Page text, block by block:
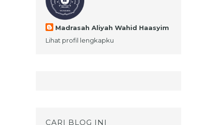
Madrasah Aliyah Wahid Haasyim
Lihat profil lengkapku
CARI BLOG INI